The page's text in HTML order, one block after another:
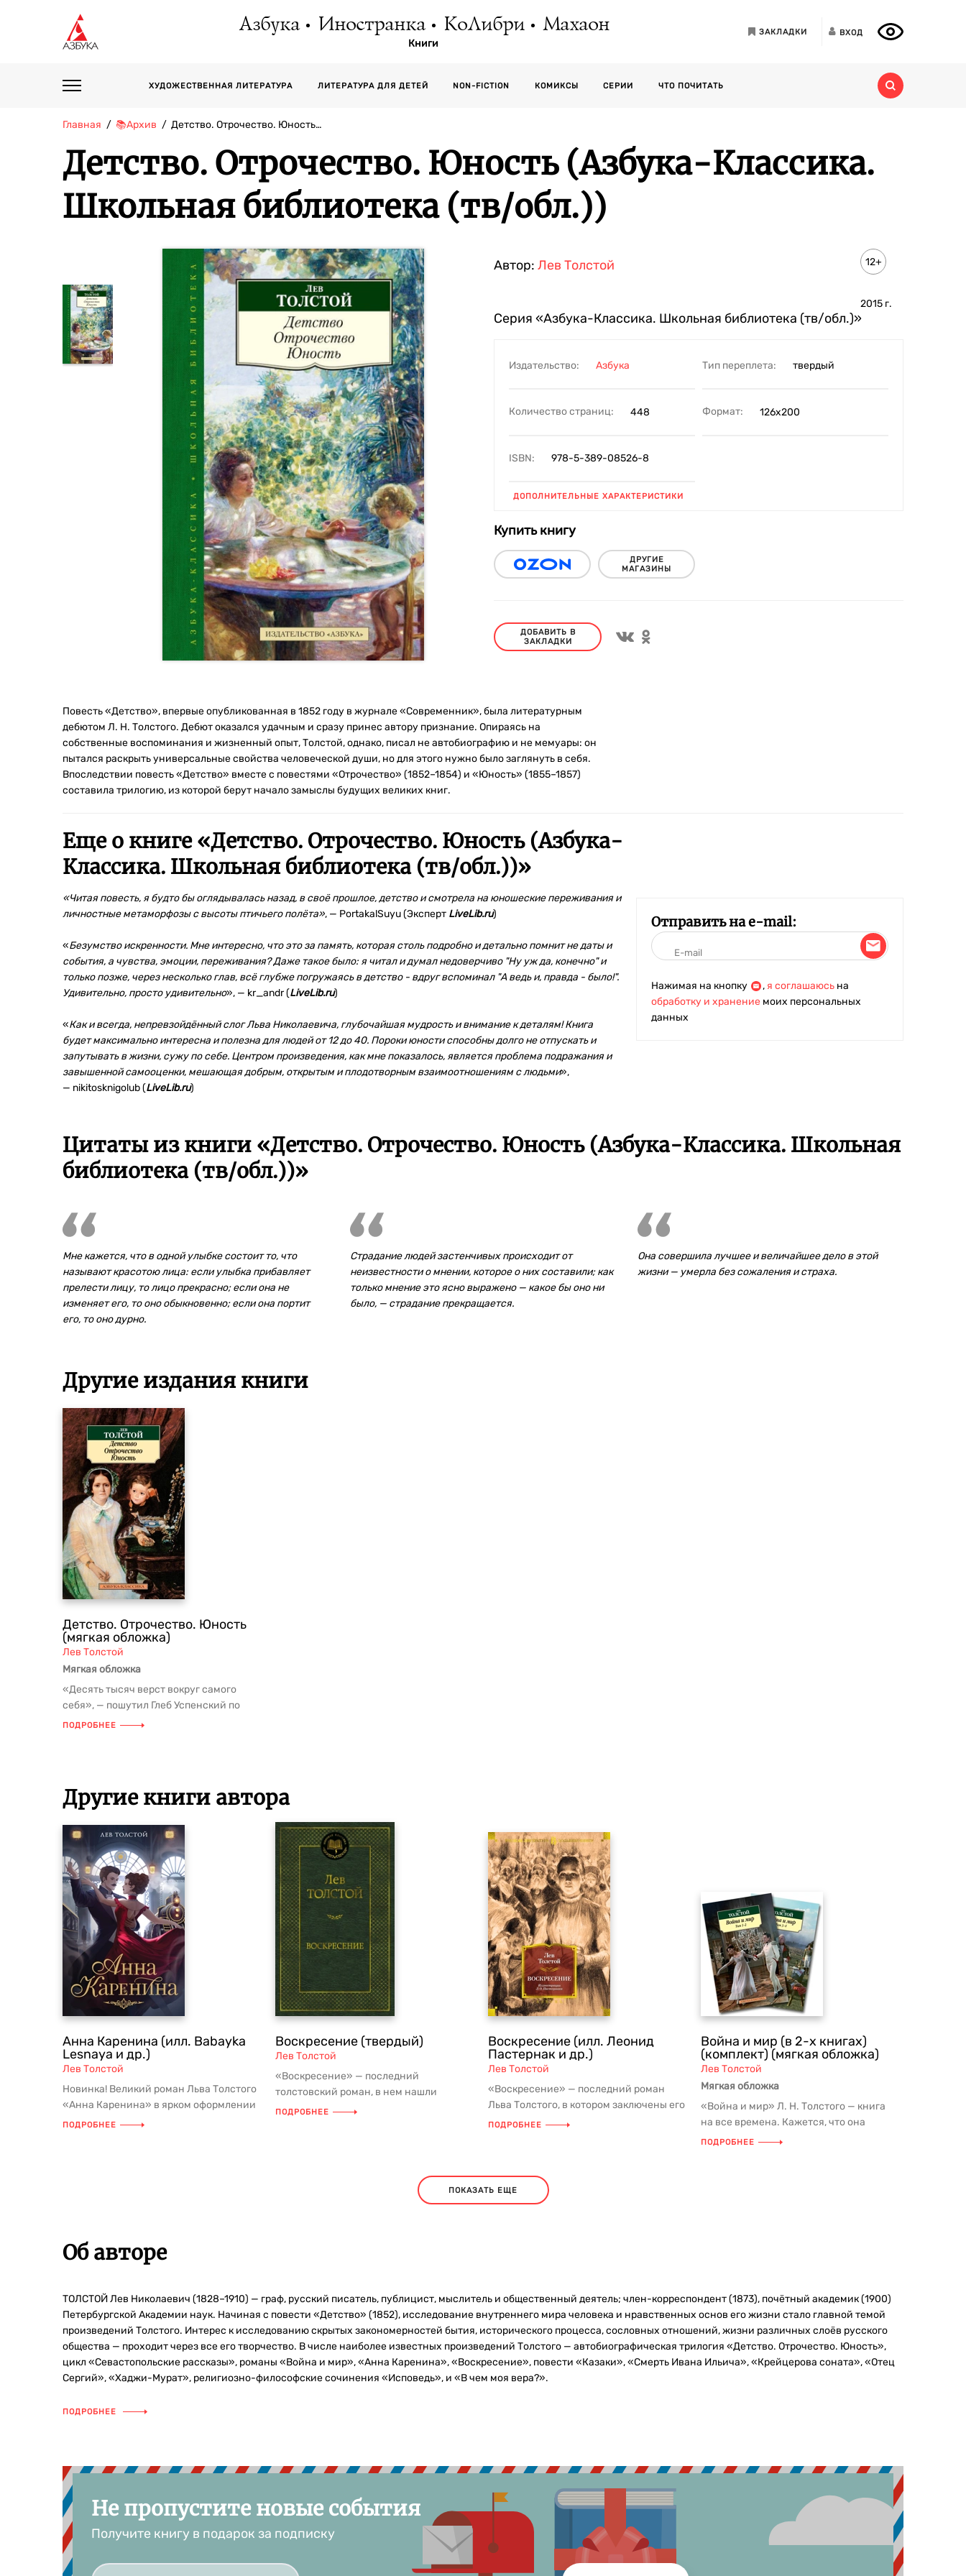
Азбука Иностранка КоЛибри Махаон
Книги
ЗАКЛАДКИ ВХОД
ХУДОЖЕСТВЕННАЯ ЛИТЕРАТУРА ЛИТЕРАТУРА ДЛЯ ДЕТЕЙ NON-FICTION КОМИКСЫ СЕРИИ ЧТО ПОЧИТАТЬ
Главная 📚Архив Детство. Отрочество. Юность…
Детство. Отрочество. Юность (Азбука-Классика.
Школьная библиотека (тв/обл.))
Автор: Лев Толстой 12+
2015 г.
Серия «Азбука-Классика. Школьная библиотека (тв/обл.)»
Издательство: Азбука Тип переплета: твердый
Количество страниц: 448 Формат: 126х200
ISBN: 978-5-389-08526-8
ДОПОЛНИТЕЛЬНЫЕ ХАРАКТЕРИСТИКИ
Купить книгу
ДРУГИЕ
МАГАЗИНЫ
ДОБАВИТЬ В
ЗАКЛАДКИ
Повесть «Детство», впервые опубликованная в 1852 году в журнале «Современник», была литературным
дебютом Л. Н. Толстого. Дебют оказался удачным и сразу принес автору признание. Опираясь на
собственные воспоминания и жизненный опыт, Толстой, однако, писал не автобиографию и не мемуары: он
пытался раскрыть универсальные свойства человеческой души, но для этого нужно было заглянуть в себя.
Впоследствии повесть «Детство» вместе с повестями «Отрочество» (1852–1854) и «Юность» (1855–1857)
составила трилогию, из которой берут начало замыслы будущих великих книг.
Еще о книге «Детство. Отрочество. Юность (Азбука-
Классика. Школьная библиотека (тв/обл.))»
«Читая повесть, я будто бы оглядывалась назад, в своё прошлое, детство и смотрела на юношеские переживания и
личностные метаморфозы с высоты птичьего полёта», — PortakalSuyu (Эксперт LiveLib.ru)
«Безумство искренности. Мне интересно, что это за память, которая столь подробно и детально помнит не даты и
события, а чувства, эмоции, переживания? Даже такое было: я читал и думал недоверчиво "Ну уж да, конечно" и
только позже, через несколько глав, всё глубже погружаясь в детство - вдруг вспоминал "А ведь и, правда - было!".
Удивительно, просто удивительно», — kr_andr (LiveLib.ru)
«Как и всегда, непревзойдённый слог Льва Николаевича, глубочайшая мудрость и внимание к деталям! Книга
будет максимально интересна и полезна для людей от 12 до 40. Пороки юности способны долго не отпускать и
запутывать в жизни, сужу по себе. Центром произведения, как мне показалось, является проблема подражания и
завышенной самооценки, мешающая добрым, открытым и плодотворным взаимоотношениям с людьми»,
— nikitosknigolub (LiveLib.ru)
Отправить на e-mail:
Нажимая на кнопку , я соглашаюсь на
обработку и хранение моих персональных
данных
Цитаты из книги «Детство. Отрочество. Юность (Азбука-Классика. Школьная
библиотека (тв/обл.))»
Мне кажется, что в одной улыбке состоит то, что
называют красотою лица: если улыбка прибавляет
прелести лицу, то лицо прекрасно; если она не
изменяет его, то оно обыкновенно; если она портит
его, то оно дурно.
Страдание людей застенчивых происходит от
неизвестности о мнении, которое о них составили; как
только мнение это ясно выражено — какое бы оно ни
было, — страдание прекращается.
Она совершила лучшее и величайшее дело в этой
жизни — умерла без сожаления и страха.
Другие издания книги
Детство. Отрочество. Юность
(мягкая обложка)
Лев Толстой
Мягкая обложка
«Десять тысяч верст вокруг самого
себя», — пошутил Глеб Успенский по
поводу толстовских исканий. В ...
ПОДРОБНЕЕ
Другие книги автора
Анна Каренина (илл. Babayka
Lesnaya и др.)
Лев Толстой
Новинка! Великий роман Льва Толстого
«Анна Каренина» в ярком оформлении
от известного художника Baba...
ПОДРОБНЕЕ
Воскресение (твердый)
Лев Толстой
«Воскресение» — последний
толстовский роман, в нем нашли
отражение духовные и творческие
ПОДРОБНЕЕ
Воскресение (илл. Леонид
Пастернак и др.)
Лев Толстой
«Воскресение» — последний роман
Льва Толстого, в котором заключены его
поздние духовные искания, нра...
ПОДРОБНЕЕ
Война и мир (в 2-х книгах)
(комплект) (мягкая обложка)
Лев Толстой
Мягкая обложка
«Война и мир» Л. Н. Толстого — книга
на все времена. Кажется, что она
существовала всегда, настолько...
ПОДРОБНЕЕ
ПОКАЗАТЬ ЕЩЕ
Об авторе
ТОЛСТОЙ Лев Николаевич (1828–1910) — граф, русский писатель, публицист, мыслитель и общественный деятель; член-корреспондент (1873), почётный академик (1900)
Петербургской Академии наук. Начиная с повести «Детство» (1852), исследование внутреннего мира человека и нравственных основ его жизни стало главной темой
произведений Толстого. Интерес к исследованию скрытых закономерностей бытия, исторического процесса, сословных отношений, жизни различных слоёв русского
общества — проходит через все его творчество. В числе наиболее известных произведений Толстого — автобиографическая трилогия «Детство. Отрочество. Юность»,
цикл «Севастопольские рассказы», романы «Война и мир», «Анна Каренина», «Воскресение», повести «Казаки», «Смерть Ивана Ильича», «Крейцерова соната», «Отец
Сергий», «Хаджи-Мурат», религиозно-философские сочинения «Исповедь», и «В чем моя вера?».
ПОДРОБНЕЕ
Не пропустите новые события
Получите книгу в подарок за подписку